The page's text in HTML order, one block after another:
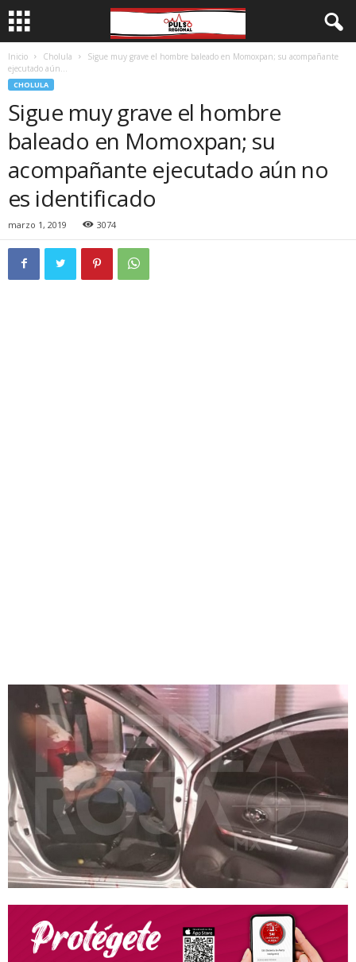
Inicio Cholula
Sigue muy grave el hombre baleado en Momoxpan; su acompañante
ejecutado aún...
CHOLULA
Sigue muy grave el hombre
baleado en Momoxpan; su
acompañante ejecutado aún no
es identificado
marzo 1, 2019 3074